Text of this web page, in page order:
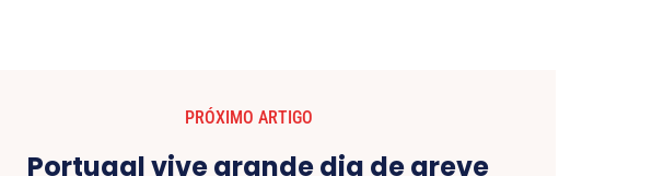
PRÓXIMO ARTIGO